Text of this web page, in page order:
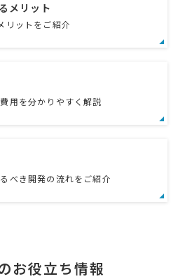
メリット
リットをご紹介
用を分かりやすく解説
べき開発の流れをご紹介
お役立ち情報